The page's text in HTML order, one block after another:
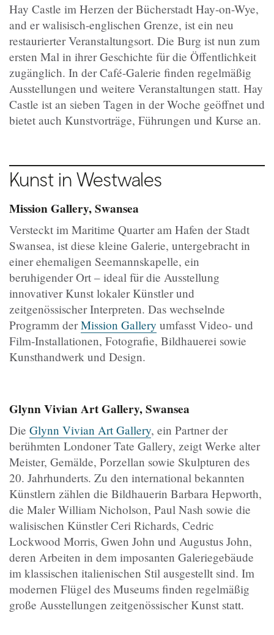
Hay Castle im Herzen der Bücherstadt Hay-on-Wye,
and er walisisch-englischen Grenze, ist ein neu
restaurierter Veranstaltungsort. Die Burg ist nun zum
ersten Mal in ihrer Geschichte für die Öffentlichkeit
zugänglich. In der Café-Galerie finden regelmäßig
Ausstellungen und weitere Veranstaltungen statt. Hay
Castle ist an sieben Tagen in der Woche geöffnet und
bietet auch Kunstvorträge, Führungen und Kurse an.
Kunst in Westwales
Mission Gallery, Swansea
Versteckt im Maritime Quarter am Hafen der Stadt
Swansea, ist diese kleine Galerie, untergebracht in
einer ehemaligen Seemannskapelle, ein
beruhigender Ort – ideal für die Ausstellung
innovativer Kunst lokaler Künstler und
zeitgenössischer Interpreten. Das wechselnde
Programm derMission Gallery umfasst Video- und
Film-Installationen, Fotografie, Bildhauerei sowie
Kunsthandwerk und Design.
Glynn Vivian Art Gallery, Swansea
Die Glynn Vivian Art Gallery, ein Partner der
berühmten Londoner Tate Gallery, zeigt Werke alter
Meister, Gemälde, Porzellan sowie Skulpturen des
20. Jahrhunderts. Zu den international bekannten
Künstlern zählen die Bildhauerin Barbara Hepworth,
die Maler William Nicholson, Paul Nash sowie die
walisischen Künstler Ceri Richards, Cedric
Lockwood Morris, Gwen John und Augustus John,
deren Arbeiten in dem imposanten Galeriegebäude
im klassischen italienischen Stil ausgestellt sind. Im
modernen Flügel des Museums finden regelmäßig
große Ausstellungen zeitgenössischer Kunst statt.